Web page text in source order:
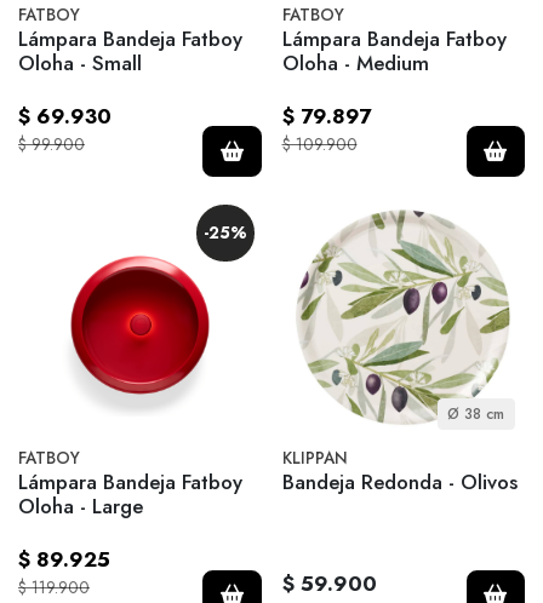
FATBOY
Lámpara Bandeja Fatboy
Oloha - Small
$ 69.930
$ 99.900
FATBOY
Lámpara Bandeja Fatboy
Oloha - Medium
$ 79.897
$ 109.900
-25%
FATBOY
Lámpara Bandeja Fatboy
Oloha - Large
$ 89.925
$ 119.900
Ø 38 cm
KLIPPAN
Bandeja Redonda - Olivos
$ 59.900